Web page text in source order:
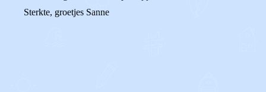
Sterkte, groetjes Sanne